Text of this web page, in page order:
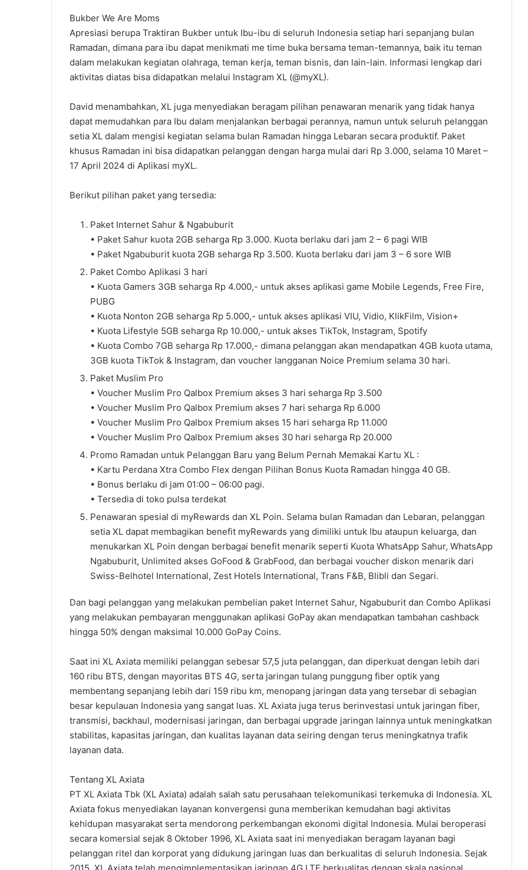
Bukber We Are Moms
Apresiasi berupa Traktiran Bukber untuk Ibu-ibu di seluruh Indonesia setiap hari sepanjang bulan
Ramadan, dimana para ibu dapat menikmati me time buka bersama teman-temannya, baik itu teman
dalam melakukan kegiatan olahraga, teman kerja, teman bisnis, dan lain-lain. Informasi lengkap dari
aktivitas diatas bisa didapatkan melalui Instagram XL (@myXL).
David menambahkan, XL juga menyediakan beragam pilihan penawaran menarik yang tidak hanya
dapat memudahkan para Ibu dalam menjalankan berbagai perannya, namun untuk seluruh pelanggan
setia XL dalam mengisi kegiatan selama bulan Ramadan hingga Lebaran secara produktif. Paket
khusus Ramadan ini bisa didapatkan pelanggan dengan harga mulai dari Rp 3.000, selama 10 Maret –
17 April 2024 di Aplikasi myXL.
Berikut pilihan paket yang tersedia:
Paket Internet Sahur & Ngabuburit
• Paket Sahur kuota 2GB seharga Rp 3.000. Kuota berlaku dari jam 2 – 6 pagi WIB
• Paket Ngabuburit kuota 2GB seharga Rp 3.500. Kuota berlaku dari jam 3 – 6 sore WIB
Paket Combo Aplikasi 3 hari
• Kuota Gamers 3GB seharga Rp 4.000,- untuk akses aplikasi game Mobile Legends, Free Fire,
PUBG
• Kuota Nonton 2GB seharga Rp 5.000,- untuk akses aplikasi VIU, Vidio, KlikFilm, Vision+
• Kuota Lifestyle 5GB seharga Rp 10.000,- untuk akses TikTok, Instagram, Spotify
• Kuota Combo 7GB seharga Rp 17.000,- dimana pelanggan akan mendapatkan 4GB kuota utama,
3GB kuota TikTok & Instagram, dan voucher langganan Noice Premium selama 30 hari.
Paket Muslim Pro
• Voucher Muslim Pro Qalbox Premium akses 3 hari seharga Rp 3.500
• Voucher Muslim Pro Qalbox Premium akses 7 hari seharga Rp 6.000
• Voucher Muslim Pro Qalbox Premium akses 15 hari seharga Rp 11.000
• Voucher Muslim Pro Qalbox Premium akses 30 hari seharga Rp 20.000
Promo Ramadan untuk Pelanggan Baru yang Belum Pernah Memakai Kartu XL :
• Kartu Perdana Xtra Combo Flex dengan Pilihan Bonus Kuota Ramadan hingga 40 GB.
• Bonus berlaku di jam 01:00 – 06:00 pagi.
• Tersedia di toko pulsa terdekat
Penawaran spesial di myRewards dan XL Poin. Selama bulan Ramadan dan Lebaran, pelanggan
setia XL dapat membagikan benefit myRewards yang dimiliki untuk Ibu ataupun keluarga, dan
menukarkan XL Poin dengan berbagai benefit menarik seperti Kuota WhatsApp Sahur, WhatsApp
Ngabuburit, Unlimited akses GoFood & GrabFood, dan berbagai voucher diskon menarik dari
Swiss-Belhotel International, Zest Hotels International, Trans F&B, Blibli dan Segari.
Dan bagi pelanggan yang melakukan pembelian paket Internet Sahur, Ngabuburit dan Combo Aplikasi
yang melakukan pembayaran menggunakan aplikasi GoPay akan mendapatkan tambahan cashback
hingga 50% dengan maksimal 10.000 GoPay Coins.
Saat ini XL Axiata memiliki pelanggan sebesar 57,5 juta pelanggan, dan diperkuat dengan lebih dari
160 ribu BTS, dengan mayoritas BTS 4G, serta jaringan tulang punggung fiber optik yang
membentang sepanjang lebih dari 159 ribu km, menopang jaringan data yang tersebar di sebagian
besar kepulauan Indonesia yang sangat luas. XL Axiata juga terus berinvestasi untuk jaringan fiber,
transmisi, backhaul, modernisasi jaringan, dan berbagai upgrade jaringan lainnya untuk meningkatkan
stabilitas, kapasitas jaringan, dan kualitas layanan data seiring dengan terus meningkatnya trafik
layanan data.
Tentang XL Axiata
PT XL Axiata Tbk (XL Axiata) adalah salah satu perusahaan telekomunikasi terkemuka di Indonesia. XL
Axiata fokus menyediakan layanan konvergensi guna memberikan kemudahan bagi aktivitas
kehidupan masyarakat serta mendorong perkembangan ekonomi digital Indonesia. Mulai beroperasi
secara komersial sejak 8 Oktober 1996, XL Axiata saat ini menyediakan beragam layanan bagi
pelanggan ritel dan korporat yang didukung jaringan luas dan berkualitas di seluruh Indonesia. Sejak